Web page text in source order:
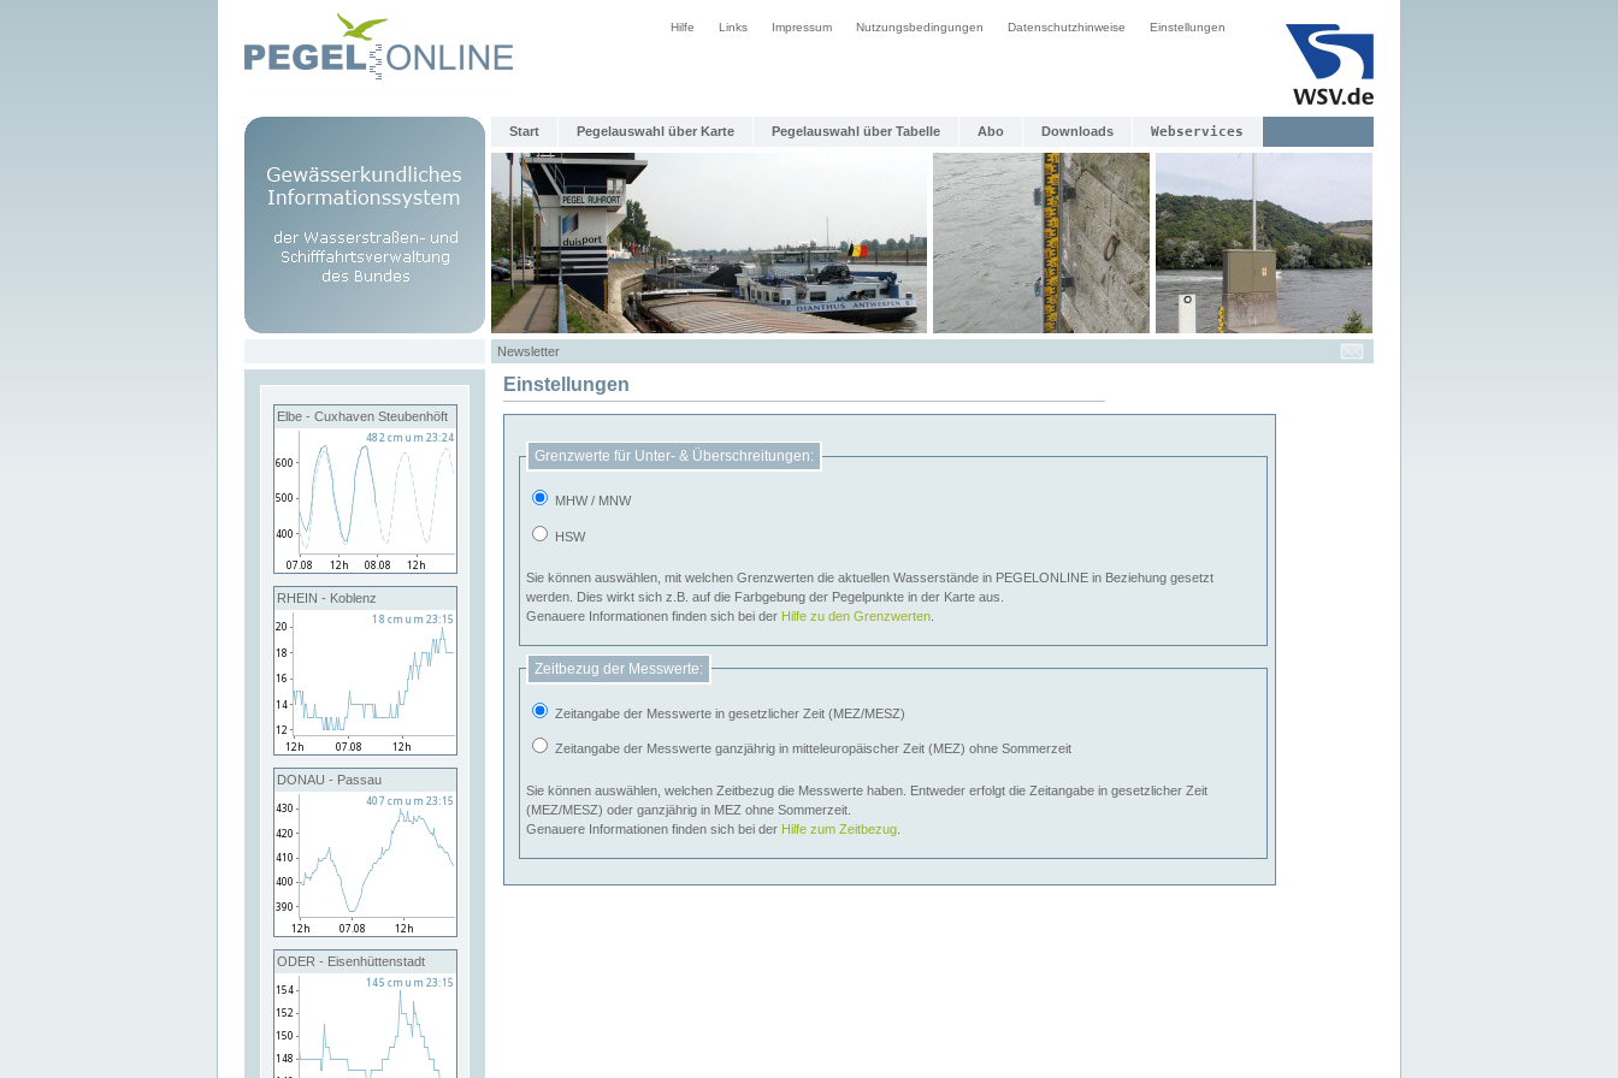
Hilfe Links Impressum Nutzungsbedingungen Datenschutzhinweise Einstellungen
Start Pegelauswahl über Karte Pegelauswahl über Tabelle Abo Downloads Webservices
Newsletter
Elbe - Cuxhaven Steubenhöft
RHEIN - Koblenz
DONAU - Passau
ODER - Eisenhüttenstadt
Einstellungen
Grenzwerte für Unter- & Überschreitungen:
MHW / MNW
HSW
Sie können auswählen, mit welchen Grenzwerten die aktuellen Wasserstände in PEGELONLINE in Beziehung gesetzt
werden. Dies wirkt sich z.B. auf die Farbgebung der Pegelpunkte in der Karte aus.
Genauere Informationen finden sich bei der Hilfe zu den Grenzwerten
Zeitbezug der Messwerte:
Zeitangabe der Messwerte in gesetzlicher Zeit (MEZ/MESZ)
Zeitangabe der Messwerte ganzjährig in mitteleuropäischer Zeit (MEZ) ohne Sommerzeit
Sie können auswählen, welchen Zeitbezug die Messwerte haben. Entweder erfolgt die Zeitangabe in gesetzlicher Zeit
(MEZ/MESZ) oder ganzjährig in MEZ ohne Sommerzeit.
Genauere Informationen finden sich bei der Hilfe zum Zeitbezug